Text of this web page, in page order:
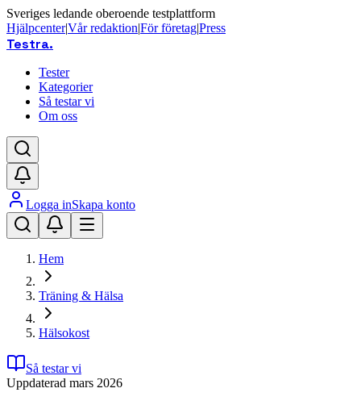
Sveriges ledande oberoende testplattform
Hjälpcenter|Vår redaktion|För företag|Press
Testra.
Tester
Kategorier
Så testar vi
Om oss
Logga inSkapa konto
Hem
Träning & Hälsa
Hälsokost
Så testar vi
Uppdaterad mars 2026